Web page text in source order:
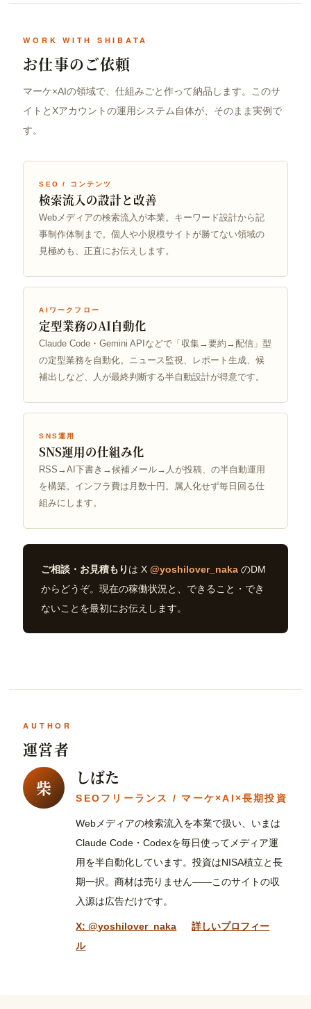
お仕事のご依頼
マーケ×AIの領域で、仕組みごと作って納品します。このサ
イトとXアカウントの運用システム自体が、そのまま実例で
す。
SEO / コンテンツ
検索流入の設計と改善
Webメディアの検索流入が本業。キーワード設計から記
事制作体制まで。個人や小規模サイトが勝てない領域の
見極めも、正直にお伝えします。
AIワークフロー
定型業務のAI自動化
Claude Code・Gemini APIなどで「収集→要約→配信」型
の定型業務を自動化。ニュース監視、レポート生成、候
補出しなど、人が最終判断する半自動設計が得意です。
SNS運用
SNS運用の仕組み化
RSS→AI下書き→候補メール→人が投稿、の半自動運用
を構築。インフラ費は月数十円。属人化せず毎日回る仕
組みにします。
ご相談・お見積もり は X@yoshilover_naka のDM
からどうぞ。現在の稼働状況と、できること・でき
ないことを最初にお伝えします。
運営者
柴
しばた
SEOフリーランス / マーケ×AI×長期投資
Webメディアの検索流入を本業で扱い、いまは
Claude Code・Codexを毎日使ってメディア運
用を半自動化しています。投資はNISA積立と長
期一択。商材は売りません——このサイトの収
入源は広告だけです。
X: @yoshilover_naka
詳しいプロフィー
ル